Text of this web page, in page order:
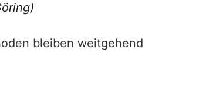
bleiben weitgehend